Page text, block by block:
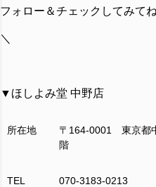
フォロー＆チェックしてみてね
＼
▼ほしよみ堂 中野店
所在地
〒164-0001 東京都
階
TEL 070-3183-0213